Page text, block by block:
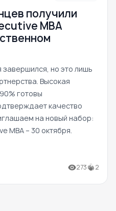
получили
MBA
но это лишь
Высокая
готовы
качество
на новый набор:
MBA – 30 октября.
273 2